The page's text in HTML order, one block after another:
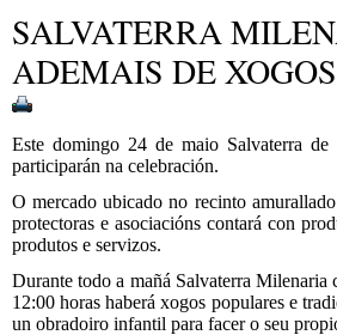
SALVATERRA
ADEMAIS DE
Este domingo 24 de maio Salvaterra
participarán na celebración.
O mercado ubicado no recinto
protectoras e asociacións contará con
produtos e servizos.
Durante todo a mañá Salvaterra Milenaria
12:00 horas haberá xogos populares e
un obradoiro infantil para facer o seu